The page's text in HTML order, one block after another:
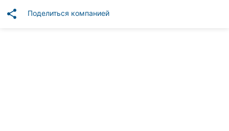
Автошколы
share Поделиться компанией